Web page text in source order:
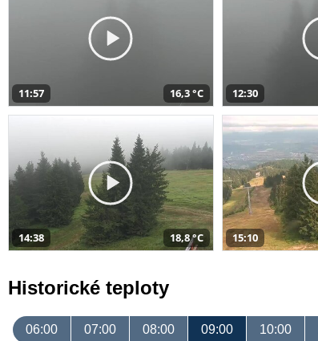
11:57 16,3 °C 12:30
14:38 18,8 °C 15:10
Historické teploty
06:00 07:00 08:00 09:00 10:00